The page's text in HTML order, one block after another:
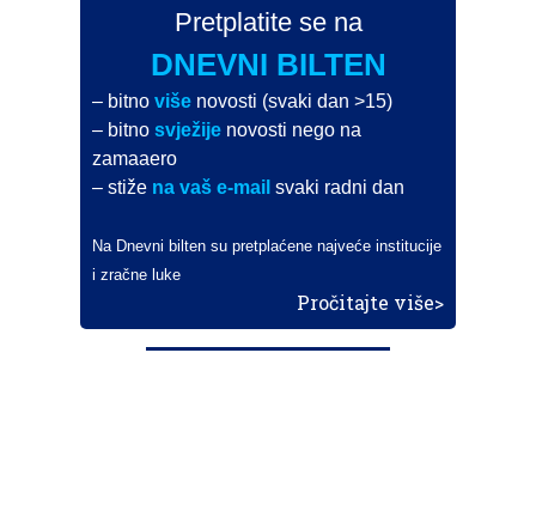
Pretplatite se na
DNEVNI BILTEN
– bitnoviše novosti (svaki dan >15)
– bitnosvježije novosti nego na
zamaaero
– stiže na vaš e-mail svaki radni dan
Na Dnevni bilten su pretplaćene najveće institucije
i zračne luke
Pročitajte više>